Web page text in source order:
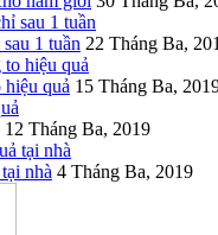
1 tuần 22 Tháng Ba,
hiệu quả 15 Tháng Ba,
12 Tháng Ba, 2019
nhà 4 Tháng Ba, 2019